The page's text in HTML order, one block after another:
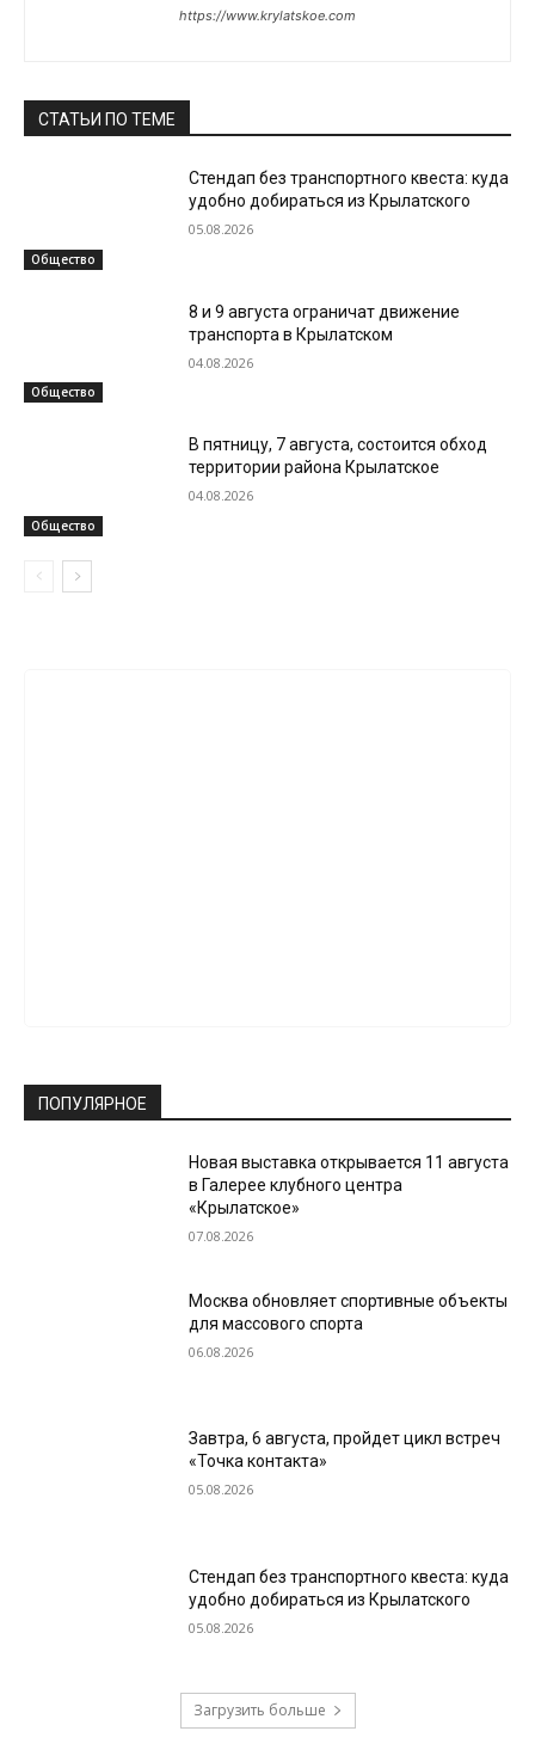
https://www.krylatskoe.com
СТАТЬИ ПО ТЕМЕ
Общество
Стендап без транспортного квеста: куда
удобно добираться из Крылатского
05.08.2026
Общество
8 и 9 августа ограничат движение
транспорта в Крылатском
04.08.2026
Общество
В пятницу, 7 августа, состоится обход
территории района Крылатское
04.08.2026
ПОПУЛЯРНОЕ
Новая выставка открывается 11 августа
в Галерее клубного центра
«Крылатское»
07.08.2026
Москва обновляет спортивные объекты
для массового спорта
06.08.2026
Завтра, 6 августа, пройдет цикл встреч
«Точка контакта»
05.08.2026
Стендап без транспортного квеста: куда
удобно добираться из Крылатского
05.08.2026
Загрузить больше